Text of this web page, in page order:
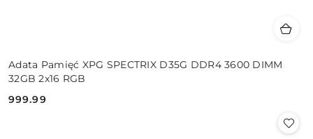
Adata Pamięć XPG SPECTRIX D35G DDR4 3600 DIMM
32GB 2x16 RGB
Cena:
999.99